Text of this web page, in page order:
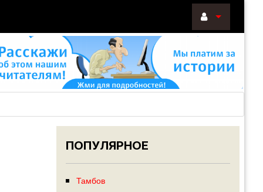
Войти
ПОПУЛЯРНОЕ
Тамбов